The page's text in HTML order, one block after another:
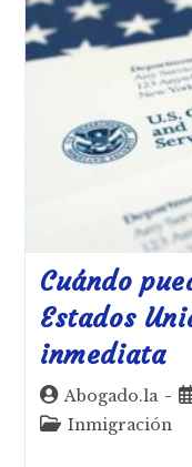
Cuándo
Estados
inmediata
Abogado.la
Inmigración